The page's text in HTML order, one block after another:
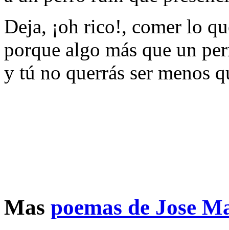
Deja, ¡oh rico!, comer lo
porque algo más que un
y tú no querrás ser menos
Mas poemas de Jose